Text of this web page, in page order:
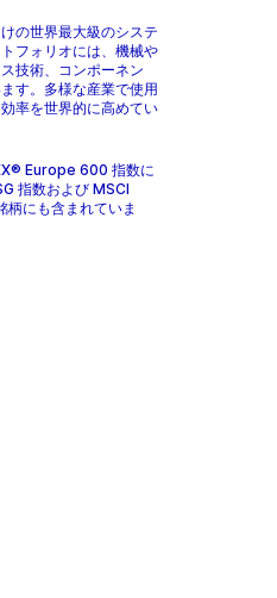
の世界最大級のシステ
フォリオには、機械や
技術、コンポーネン
す。多様な産業で使用
率を世界的に高めてい
Europe 600 指数に
指数および MSCI
にも含まれていま